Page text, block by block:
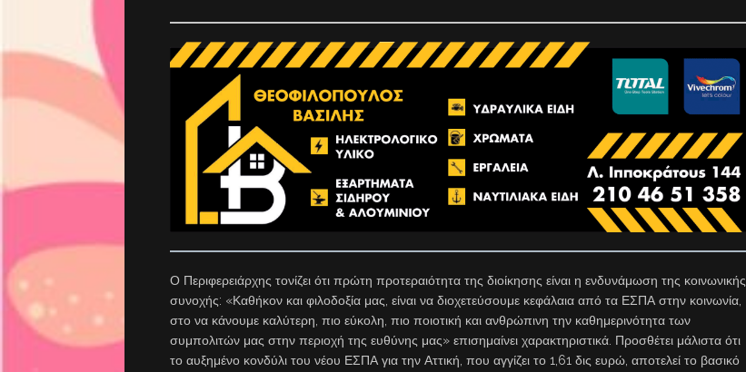
Ο Περιφερειάρχης τονίζει ότι πρώτη προτεραιότητα της διοίκησης είναι η ενδυνάμωση της κοινωνικής
συνοχής: «Καθήκον και φιλοδοξία μας, είναι να διοχετεύσουμε κεφάλαια από τα ΕΣΠΑ στην κοινωνία,
στο να κάνουμε καλύτερη, πιο εύκολη, πιο ποιοτική και ανθρώπινη την καθημερινότητα των
συμπολιτών μας στην περιοχή της ευθύνης μας» επισημαίνει χαρακτηριστικά. Προσθέτει μάλιστα ότι
το αυξημένο κονδύλι του νέου ΕΣΠΑ για την Αττική, που αγγίζει το 1,61 δις ευρώ, αποτελεί το βασικό